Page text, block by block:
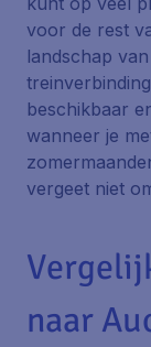
voor de rest
landschap
beschikbaar
wanneer je
vergeet niet
naar